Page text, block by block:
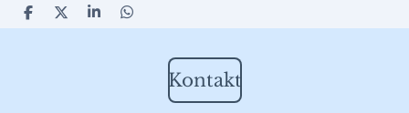
T
e
T
e
T
e
T
e
Kontakt